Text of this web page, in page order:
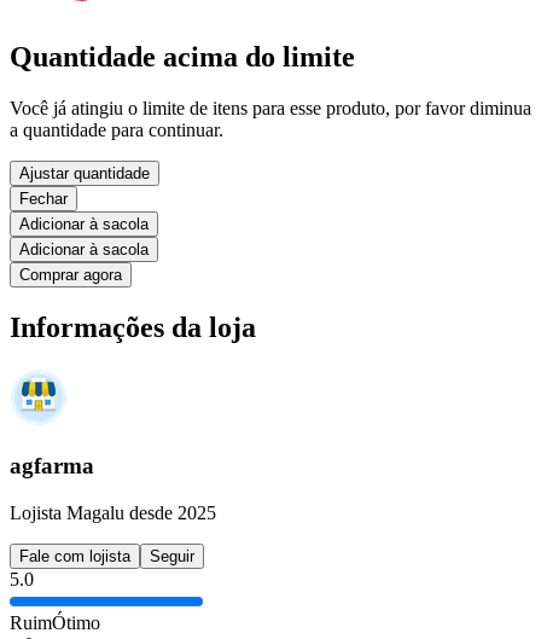
Quantidade acima do limite
Você já atingiu o limite de itens para esse produto, por favor diminua
a quantidade para continuar.
Ajustar quantidade
Fechar
Adicionar à sacola
Adicionar à sacola
Comprar agora
Informações da loja
agfarma
Lojista Magalu desde 2025
Fale com lojista Seguir
5.0
RuimÓtimo